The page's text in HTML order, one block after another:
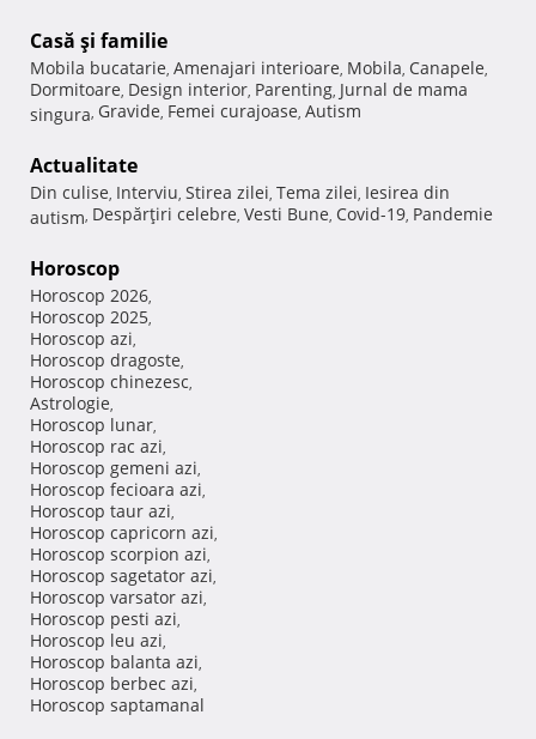
Casă şi familie
Mobila bucatarie, Amenajari interioare, Mobila, Canapele,
Dormitoare, Design interior, Parenting, Jurnal de mama
singura, Gravide, Femei curajoase, Autism
Actualitate
Din culise, Interviu, Stirea zilei, Tema zilei, Iesirea din
autism, Despărţiri celebre, Vesti Bune, Covid-19, Pandemie
Horoscop
Horoscop 2026,
Horoscop 2025,
Horoscop azi,
Horoscop dragoste,
Horoscop chinezesc,
Astrologie,
Horoscop lunar,
Horoscop rac azi,
Horoscop gemeni azi,
Horoscop fecioara azi,
Horoscop taur azi,
Horoscop capricorn azi,
Horoscop scorpion azi,
Horoscop sagetator azi,
Horoscop varsator azi,
Horoscop pesti azi,
Horoscop leu azi,
Horoscop balanta azi,
Horoscop berbec azi,
Horoscop saptamanal